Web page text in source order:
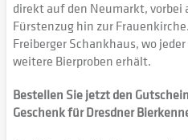
direkt auf den Neumarkt, vorbei
Fürstenzug hin zur
Freiberger Schankhaus, wo
weitere Bierproben erhält.
Bestellen Sie jetzt den
Geschenk für Dresdner